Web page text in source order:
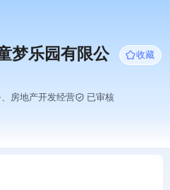
梦乐园有限公
收藏
房地产开发经营 已审核